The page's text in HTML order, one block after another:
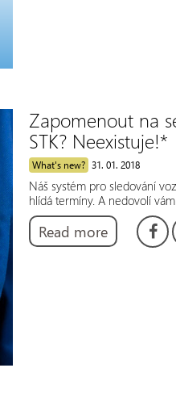
Zapomenout na
STK? Neexistuje!*
What's new? 31. 01. 2018
Náš systém pro sledování
hlídá termíny. A nedovolí
Read more